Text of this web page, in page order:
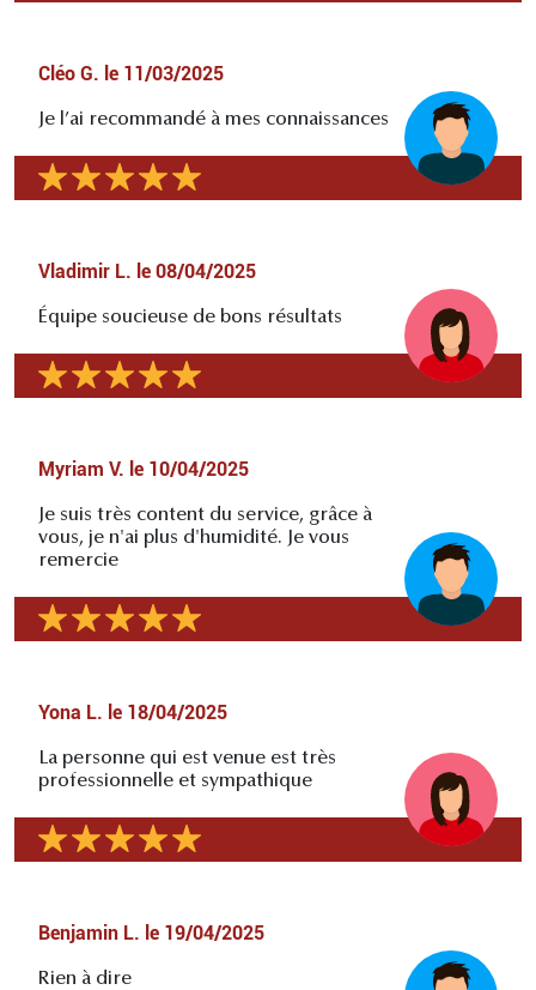
Cléo G. le 11/03/2025
Je l’ai recommandé à mes connaissances
Vladimir L. le 08/04/2025
Équipe soucieuse de bons résultats
Myriam V. le 10/04/2025
Je suis très content du service, grâce à
vous, je n'ai plus d'humidité. Je vous
remercie
Yona L. le 18/04/2025
La personne qui est venue est très
professionnelle et sympathique
Benjamin L. le 19/04/2025
Rien à dire